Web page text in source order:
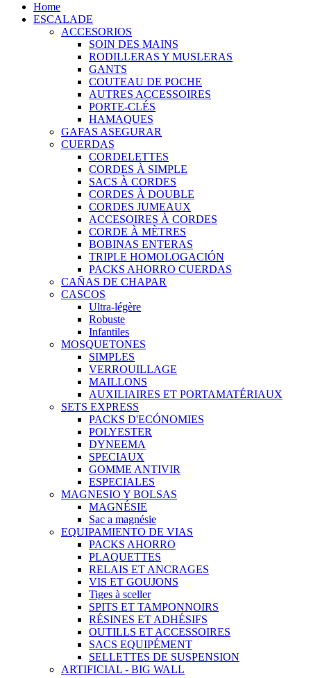
Home
ESCALADE
ACCESORIOS
SOIN DES MAINS
RODILLERAS Y MUSLERAS
GANTS
COUTEAU DE POCHE
AUTRES ACCESSOIRES
PORTE-CLÉS
HAMAQUES
GAFAS ASEGURAR
CUERDAS
CORDELETTES
CORDES À SIMPLE
SACS À CORDES
CORDES À DOUBLE
CORDES JUMEAUX
ACCESOIRES À CORDES
CORDE À MÈTRES
BOBINAS ENTERAS
TRIPLE HOMOLOGACIÓN
PACKS AHORRO CUERDAS
CAÑAS DE CHAPAR
CASCOS
Ultra-légère
Robuste
Infantiles
MOSQUETONES
SIMPLES
VERROUILLAGE
MAILLONS
AUXILIAIRES ET PORTAMATÉRIAUX
SETS EXPRESS
PACKS D'ECÓNOMIES
POLYESTER
DYNEEMA
SPECIAUX
GOMME ANTIVIR
ESPECIALES
MAGNESIO Y BOLSAS
MAGNÉSIE
Sac a magnésie
EQUIPAMIENTO DE VIAS
PACKS AHORRO
PLAQUETTES
RELAIS ET ANCRAGES
VIS ET GOUJONS
Tiges à sceller
SPITS ET TAMPONNOIRS
RÉSINES ET ADHÉSIFS
OUTILLS ET ACCESSOIRES
SACS EQUIPÉMENT
SELLETTES DE SUSPENSION
ARTIFICIAL - BIG WALL